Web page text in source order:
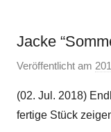
Jacke
Veröffentlicht am
(02. Jul. 2018)
fertige Stück